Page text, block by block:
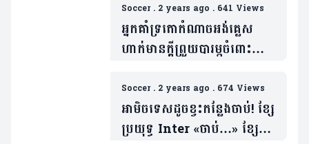
Soccer. 2 years ago . 641 Views
អ្នកគាំទ្រតោកំណាចអង់គ្លេស
ហាក់មានក្តីព្រួយបារម្ភចំពោះខ្សែ
ក្រោយជិះកង់ដួល
Soccer. 2 years ago . 674 Views
អាមិចទេសដូចខ្វះកន្លែងចាប់! ខ្សែ
ប្រយុទ្ធ Inter «ចាប់…» ខ្សែ